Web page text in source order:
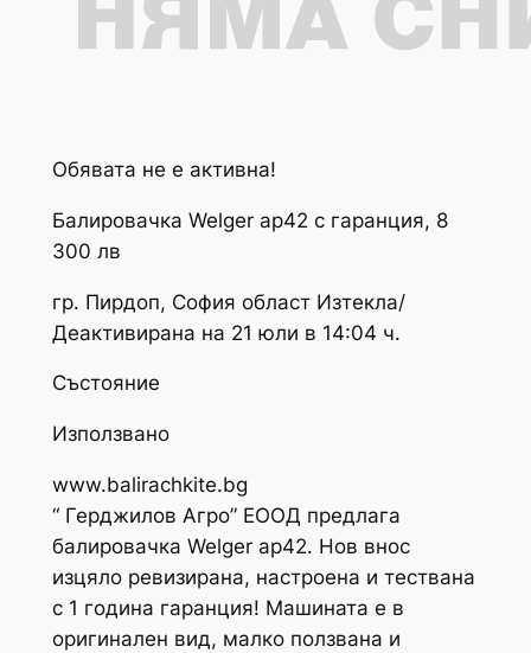
Обявата не е активна!
Балировачка Welger ap42 с гаранция, 8
300 лв
гр. Пирдоп, София област Изтекла/
Деактивирана на 21 юли в 14:04 ч.
Състояние
Използвано
www.balirachkite.bg
“ Герджилов Агро” ЕООД предлага
балировачка Welger ap42. Нов внос
изцяло ревизирана, настроена и тествана
с 1 година гаранция! Машината е в
оригинален вид, малко ползвана и